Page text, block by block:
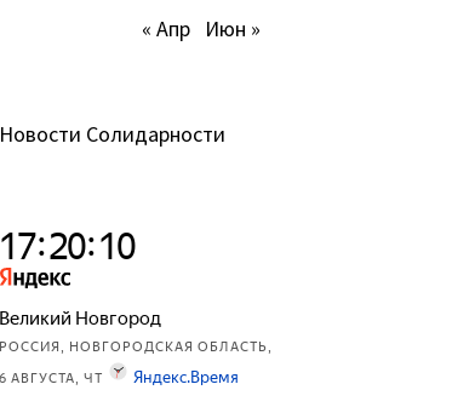
« Апр Июн »
Новости Солидарности